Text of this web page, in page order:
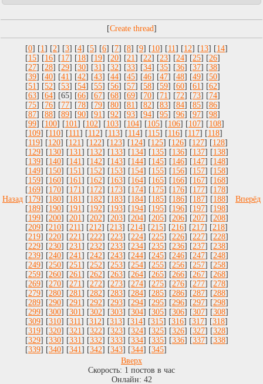
[ ]
Назад
[0] [1] [2] [3] [4] [5] [6] [7] [8] [9] [10] [11] [12] [13] [14]
[15] [16] [17] [18] [19] [20] [21] [22] [23] [24] [25] [26]
[27] [28] [29] [30] [31] [32] [33] [34] [35] [36] [37] [38]
[39] [40] [41] [42] [43] [44] [45] [46] [47] [48] [49] [50]
[51] [52] [53] [54] [55] [56] [57] [58] [59] [60] [61] [62]
[63] [64] [65] [66] [67] [68] [69] [70] [71] [72] [73] [74]
[75] [76] [77] [78] [79] [80] [81] [82] [83] [84] [85] [86]
[87] [88] [89] [90] [91] [92] [93] [94] [95] [96] [97] [98]
[99] [100] [101] [102] [103] [104] [105] [106] [107] [108]
[109] [110] [111] [112] [113] [114] [115] [116] [117] [118]
[119] [120] [121] [122] [123] [124] [125] [126] [127] [128]
[129] [130] [131] [132] [133] [134] [135] [136] [137] [138]
[139] [140] [141] [142] [143] [144] [145] [146] [147] [148]
[149] [150] [151] [152] [153] [154] [155] [156] [157] [158]
[159] [160] [161] [162] [163] [164] [165] [166] [167] [168]
[169] [170] [171] [172] [173] [174] [175] [176] [177] [178]
[179] [180] [181] [182] [183] [184] [185] [186] [187] [188]
[189] [190] [191] [192] [193] [194] [195] [196] [197] [198]
[199] [200] [201] [202] [203] [204] [205] [206] [207] [208]
[209] [210] [211] [212] [213] [214] [215] [216] [217] [218]
[219] [220] [221] [222] [223] [224] [225] [226] [227] [228]
[229] [230] [231] [232] [233] [234] [235] [236] [237] [238]
[239] [240] [241] [242] [243] [244] [245] [246] [247] [248]
[249] [250] [251] [252] [253] [254] [255] [256] [257] [258]
[259] [260] [261] [262] [263] [264] [265] [266] [267] [268]
[269] [270] [271] [272] [273] [274] [275] [276] [277] [278]
[279] [280] [281] [282] [283] [284] [285] [286] [287] [288]
[289] [290] [291] [292] [293] [294] [295] [296] [297] [298]
[299] [300] [301] [302] [303] [304] [305] [306] [307] [308]
[309] [310] [311] [312] [313] [314] [315] [316] [317] [318]
[319] [320] [321] [322] [323] [324] [325] [326] [327] [328]
[329] [330] [331] [332] [333] [334] [335] [336] [337] [338]
[339] [340] [341] [342] [343] [344] [345]
Вперёд
Вверх
Скорость: 1 постов в час
Онлайн: 42